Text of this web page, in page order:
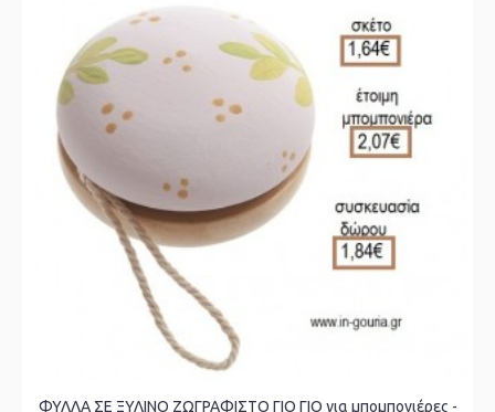
ΦΥΛΛΑ ΣΕ ΞΥΛΙΝΟ ΖΩΓΡΑΦΙΣΤΟ ΓΙΟ ΓΙΟ για μπομπονιέρες -